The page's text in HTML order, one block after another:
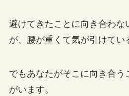
避けてきたことに向き合わな
が、腰が重くて気が引けてい
でもあなたがそこに向き合う
がいます。